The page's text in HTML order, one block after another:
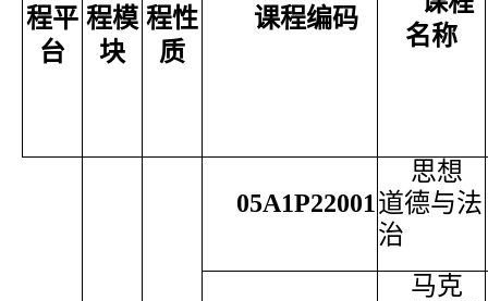
程平
台
程模
块
程性
质
课程编码
名称
05A1P22001
思想
道德与法
治
马克